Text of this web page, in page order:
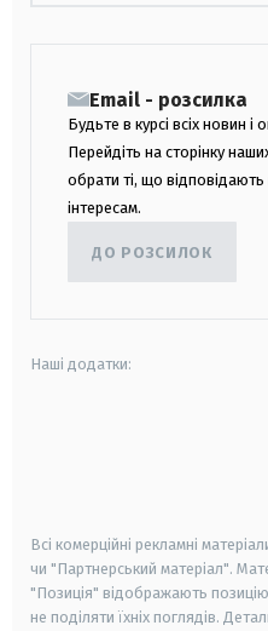
Email - розсилка
Будьте в курсі всіх новин і
Перейдіть на сторінку
обрати ті, що
інтересам.
ДО РОЗСИЛОК
Наші додатки:
Всі комерційні рекламні
чи "Партнерський матеріал".
"Позиція" відображають
не поділяти їхніх поглядів.